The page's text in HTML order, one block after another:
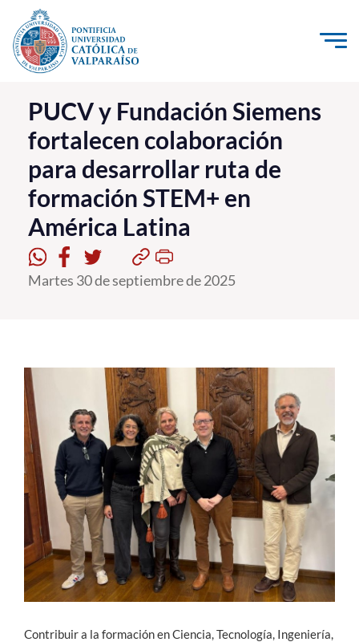
Click acá para ir directamente al contenido
La Universidad
Investigación, Creación e Innovación
PUCV Internacional
Vinculación con el Medio
Admisión
Pregrado
Estudiantes
Académicos
Funcionarios
Alumni
English
PUCV y Fundación Siemens
fortalecen colaboración
para desarrollar ruta de
formación STEM+ en
América Latina
Martes 30 de septiembre de 2025
Contribuir a la formación en Ciencia, Tecnología, Ingeniería,